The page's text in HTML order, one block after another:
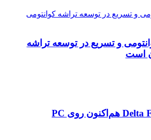
و تسریع در توسعه تراشه کوانتومی
و تسریع در توسعه تراشه
است